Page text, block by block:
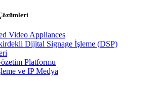
Video Appliances
Dijital Signage İşleme (DSP)
Platformu
ve IP Medya